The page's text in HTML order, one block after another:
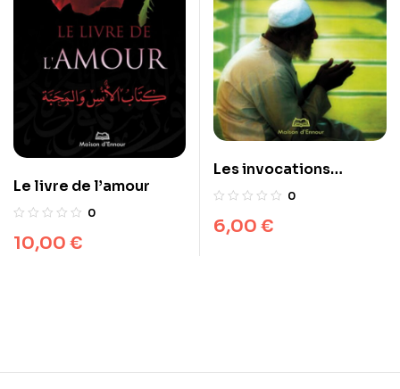
Le livre de l’amour
0
10,00 €
Les invocations
exaucées 0
6,00 €